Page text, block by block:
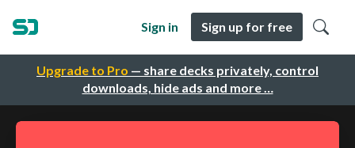
Upgrade to Pro — share decks privately, control
downloads, hide ads and more …
Sign in Sign up for free